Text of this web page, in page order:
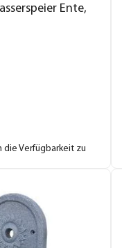
Ente,
die Verfügbarkeit zu